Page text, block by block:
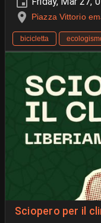
Piazza Vittorio
bicicletta
Sciopero per il